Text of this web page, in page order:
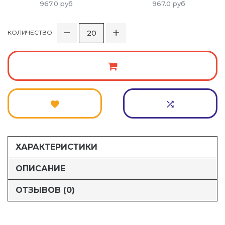
967.0 руб 967.0 руб
КОЛИЧЕСТВО
ХАРАКТЕРИСТИКИ
ОПИСАНИЕ
ОТЗЫВОВ (0)